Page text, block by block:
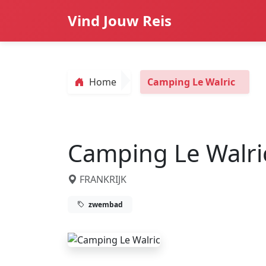
Vind Jouw Reis
Home Camping Le Walric
Camping Le
FRANKRIJK
zwembad